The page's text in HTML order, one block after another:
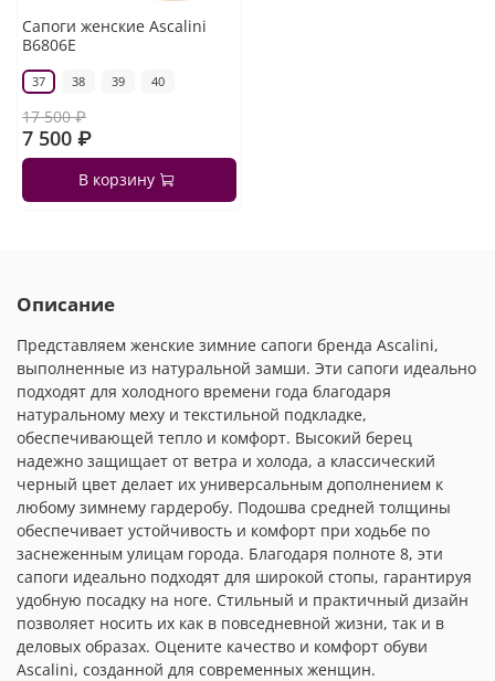
Сапоги женские Ascalini
B6806E
37 38 39 40
17 500 ₽
7 500 ₽
В корзину
Описание
Представляем женские зимние сапоги бренда Ascalini,
выполненные из натуральной замши. Эти сапоги идеально
подходят для холодного времени года благодаря
натуральному меху и текстильной подкладке,
обеспечивающей тепло и комфорт. Высокий берец
надежно защищает от ветра и холода, а классический
черный цвет делает их универсальным дополнением к
любому зимнему гардеробу. Подошва средней толщины
обеспечивает устойчивость и комфорт при ходьбе по
заснеженным улицам города. Благодаря полноте 8, эти
сапоги идеально подходят для широкой стопы, гарантируя
удобную посадку на ноге. Стильный и практичный дизайн
позволяет носить их как в повседневной жизни, так и в
деловых образах. Оцените качество и комфорт обуви
Ascalini, созданной для современных женщин.